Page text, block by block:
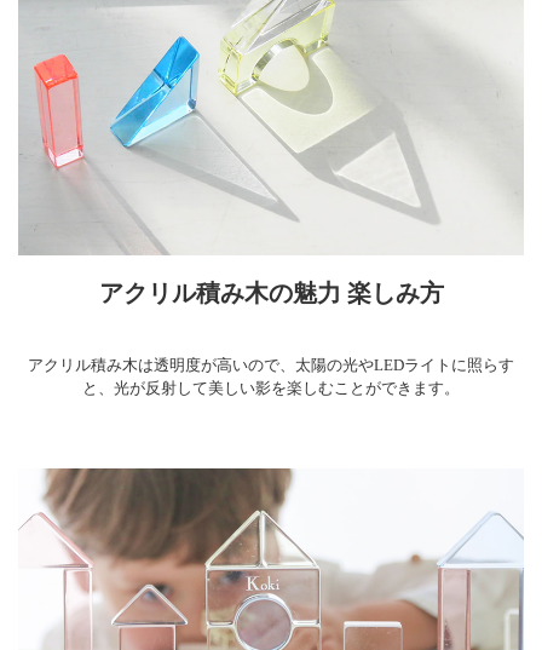
アクリル積み木の魅力 楽しみ方
アクリル積み木は透明度が高いので、太陽の光やLEDライトに照らす
と、光が反射して美しい影を楽しむことができます。